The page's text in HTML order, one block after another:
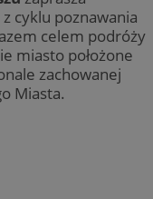
cyklu poznawania
celem podróży
miasto położone
zachowanej
Miasta.